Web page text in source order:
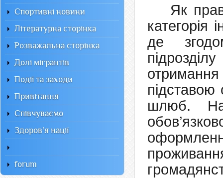
Як
категорія
де
підставою
шлюб.
Спортивні новини
Літературна сторінка
Розважальна сторінка
Долі мігрантів
Події та заходи
Привітання
Співчуваємо
Здоров'я нації
forum